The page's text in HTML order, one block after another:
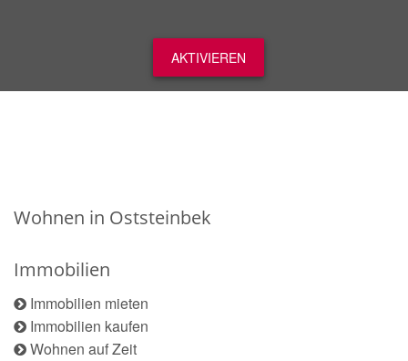
AKTIVIEREN
Wohnen in Oststeinbek
Immobilien
Immobilien mieten
Immobilien kaufen
Wohnen auf Zeit